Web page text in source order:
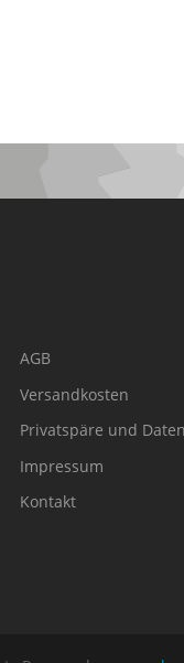
AGB
Versandkosten
Privatspäre und
Impressum
Kontakt